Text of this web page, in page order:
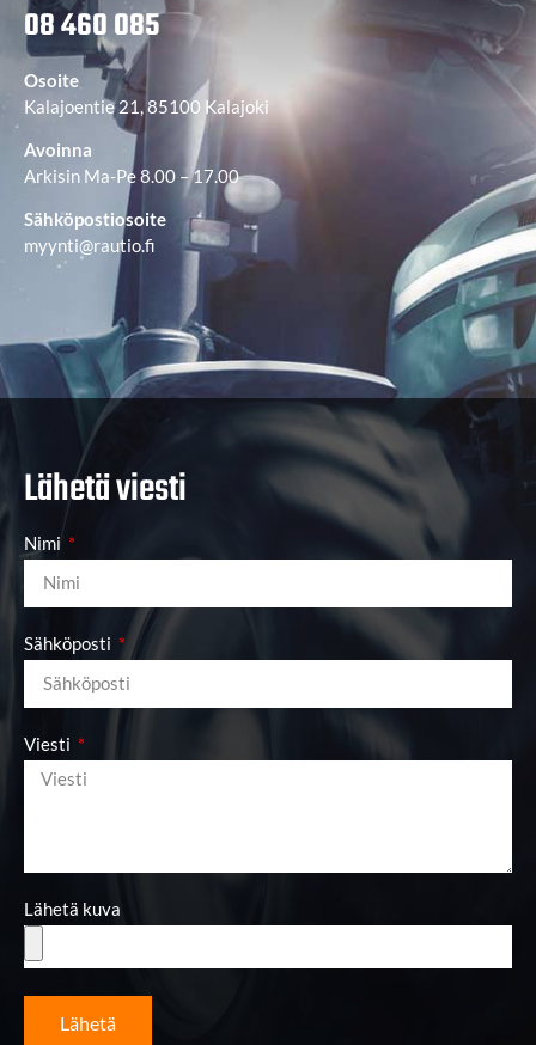
08 460 085
Osoite
Kalajoentie 21, 85100 Kalajoki
Avoinna
Arkisin Ma-Pe 8.00 – 17.00
Sähköpostiosoite
myynti@rautio.fi
Lähetä viesti
Nimi
Sähköposti
Viesti
Lähetä kuva
Lähetä